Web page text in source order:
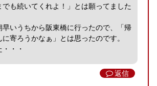
でも続いてくれよ！」とは願ってました
早いうちから阪東橋に行ったので、「帰
に寄ろうかなぁ」とは思ったのです。
・・
返信